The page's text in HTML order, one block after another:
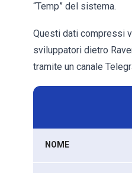
“Temp” del sistema.
Questi dati compressi
sviluppatori dietro
tramite un canale
NOME